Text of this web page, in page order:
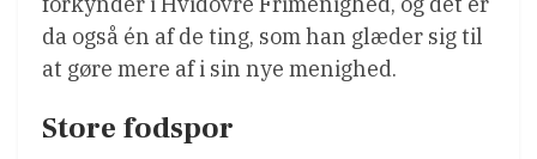
da også én af de ting, som han glæder sig til
at gøre mere af i sin nye menighed.
Store fodspor